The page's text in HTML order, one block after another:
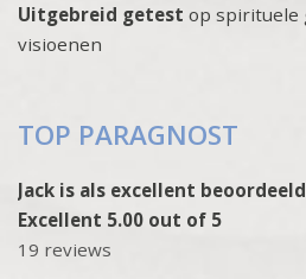
Uitgebreid getest op spirituele
visioenen
TOP PARAGNOST
Jack is als excellent
Excellent 5.00 out of 5
19 reviews